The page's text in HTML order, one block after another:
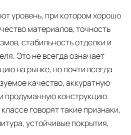
уровень, при котором хорошо
материалов, точность
стабильность отделки и
Это не всегда означает
на рынке, но почти всегда
качество, аккуратную
продуманную конструкцию.
говорят такие признаки,
устойчивые покрытия,